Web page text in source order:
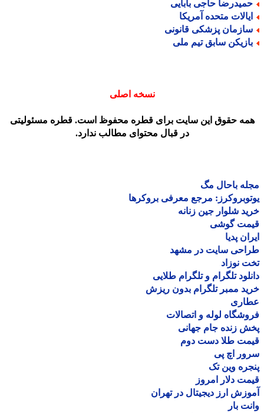
حاجی بابایی
متحده آمریکا
پزشکی قانونی
سابق تیم ملی
نسخه اصلی
حقوق این سایت برای قطره محفوظ است. قطره مسئولیتی
در قبال محتوای مطالب ندارد.
باحال مگ
مرجع معرفی بروکرها
شلوار جین زنانه
گوشی
پدیا
سایت در مشهد
نوزاد
تلگرام و تلگرام طلایی
ممبر تلگرام بدون ریزش
لوله و اتصالات
زنده جام جهانی
طلا دست دوم
اچ پی
وین تک
دلار امروز
ارز دیجیتال در تهران
بار